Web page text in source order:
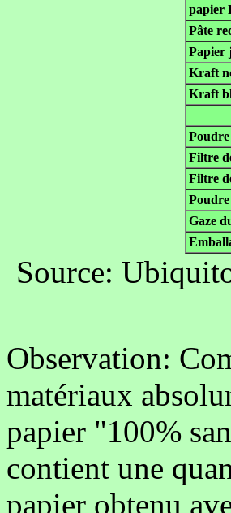
papier
Pâte
Papier
Kraft
Kraft
Filtre
Filtre
Gaze
Source:
Observation:
matériaux
papier "100%
contient une
papier obtenu